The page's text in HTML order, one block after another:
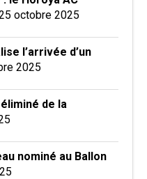
octobre 2025
l’arrivée d’un
2025
de la
nominé au Ballon